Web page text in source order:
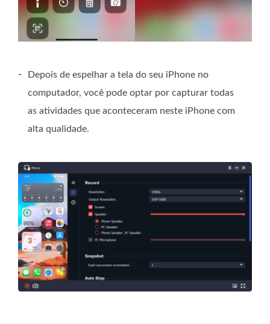
-
Depois de espelhar a tela do seu iPhone no
computador, você pode optar por capturar todas
as atividades que aconteceram neste iPhone com
alta qualidade.